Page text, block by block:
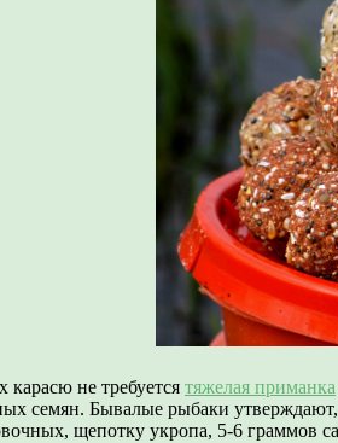
не требуется тяжелая приманка
семян. Бывалые рыбаки
щепотку укропа, 5-6 граммов